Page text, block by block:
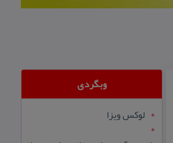
وبگردی
لوکس ویزا